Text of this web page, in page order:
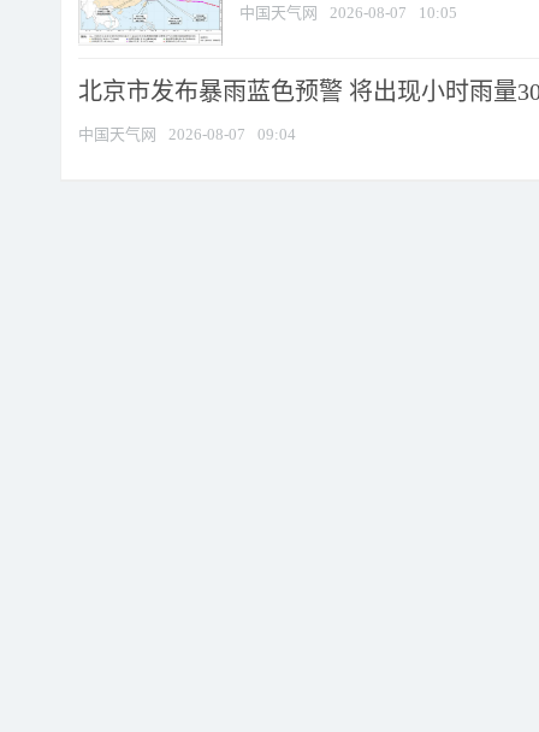
中国天气网 2026-08-07 10:05
北京市发布暴雨蓝色预警 将出现小时雨量
中国天气网 2026-08-07 09:04